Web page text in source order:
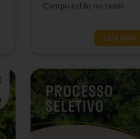
Campo estão no radar
LEIA MAIS